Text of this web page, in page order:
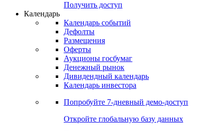
Получить доступ
Календарь
Календарь событий
Дефолты
Размещения
Оферты
Аукционы госбумаг
Денежный рынок
Дивидендный календарь
Календарь инвестора
Попробуйте 7-дневный демо-доступ
Откройте глобальную базу данных